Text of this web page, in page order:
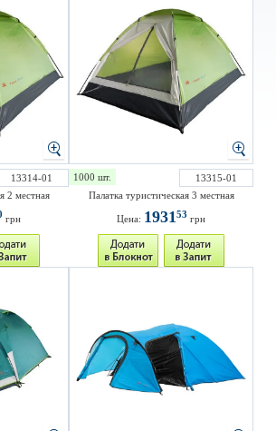
13314-01
2 местная
грн
1000 шт.
13315-01
Палатка туристическая 3 местная
Цена: 193153 грн